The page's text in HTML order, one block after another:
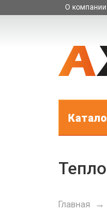
О компании
Главная